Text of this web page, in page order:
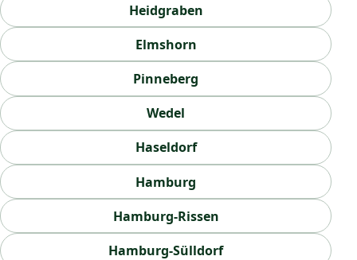
Heidgraben
Elmshorn
Pinneberg
Wedel
Haseldorf
Hamburg
Hamburg-Rissen
Hamburg-Sülldorf